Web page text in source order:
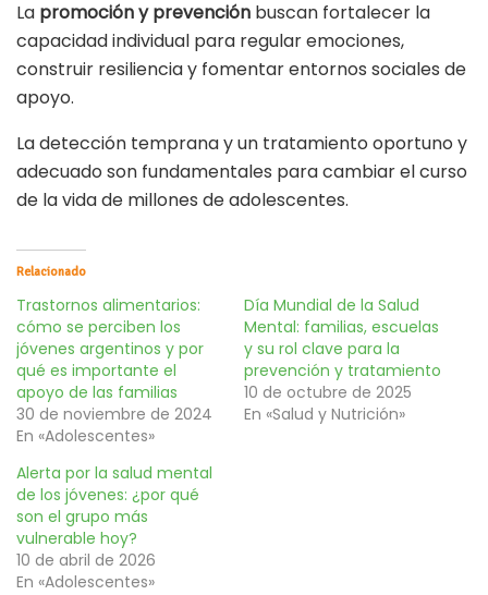
La promoción y prevención buscan fortalecer la
capacidad individual para regular emociones,
construir resiliencia y fomentar entornos sociales de
apoyo.
La detección temprana y un tratamiento oportuno y
adecuado son fundamentales para cambiar el curso
de la vida de millones de adolescentes.
Relacionado
Trastornos alimentarios:
cómo se perciben los
jóvenes argentinos y por
qué es importante el
apoyo de las familias
30 de noviembre de 2024
En «Adolescentes»
Día Mundial de la Salud
Mental: familias, escuelas
y su rol clave para la
prevención y tratamiento
10 de octubre de 2025
En «Salud y Nutrición»
Alerta por la salud mental
de los jóvenes: ¿por qué
son el grupo más
vulnerable hoy?
10 de abril de 2026
En «Adolescentes»